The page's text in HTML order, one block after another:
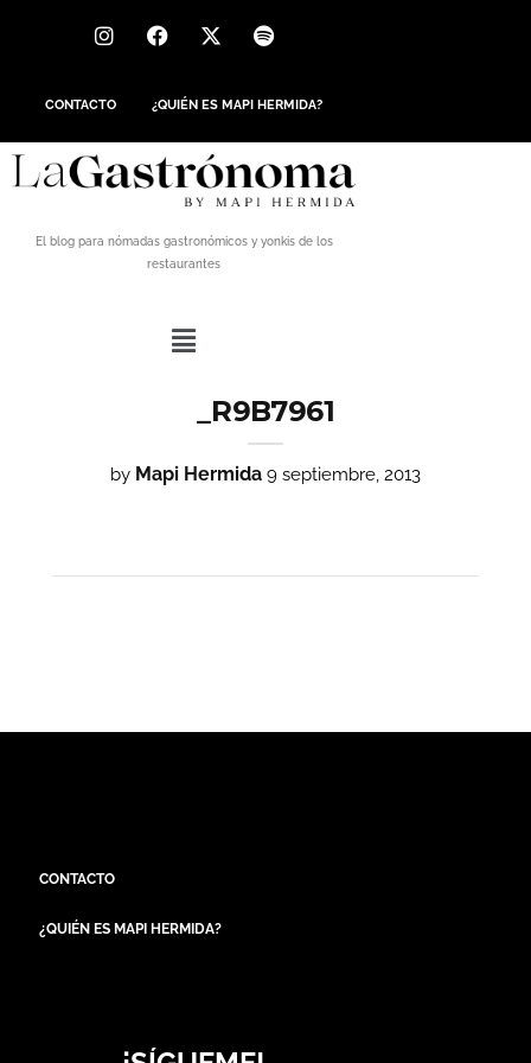
CONTACTO ¿QUIÉN ES MAPI HERMIDA?
El blog para nómadas gastronómicos y yonkis de los
restaurantes
_R9B7961
by Mapi Hermida 9 septiembre, 2013
CONTACTO
¿QUIÉN ES MAPI HERMIDA?